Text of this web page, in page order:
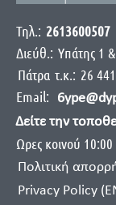
Τηλ.: 2613600507
Διεύθ.: Yπάτης 1
Πάτρα τ.κ.: 26 441
Email:
Δείτε την
Ωρες κοινού
Πολιτική
Privacy Policy